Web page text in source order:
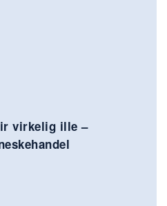
virkelig ille –